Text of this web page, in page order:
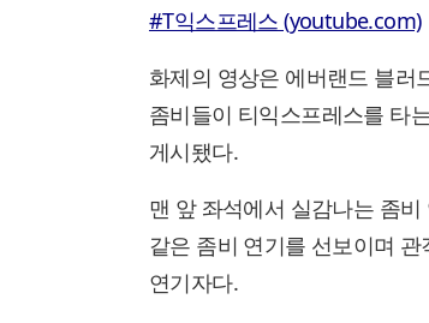
#T익스프레스 (youtube.com)
화제의 영상은 에버랜드 블러
좀비들이 티익스프레스를 타
게시됐다.
맨 앞 좌석에서 실감나는 좀
같은 좀비 연기를 선보이며
연기자다.